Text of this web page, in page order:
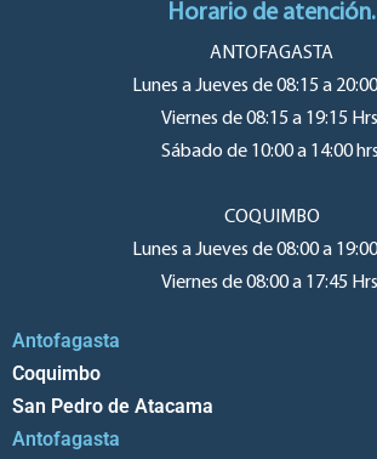
Horario de atención.
ANTOFAGASTA
Lunes a Jueves de 08:15 a
Viernes de 08:15 a 19:15
Sábado de 10:00 a 14:00
COQUIMBO
Lunes a Jueves de 08:00 a
Viernes de 08:00 a 17:45
Antofagasta
Coquimbo
San Pedro de Atacama
Antofagasta